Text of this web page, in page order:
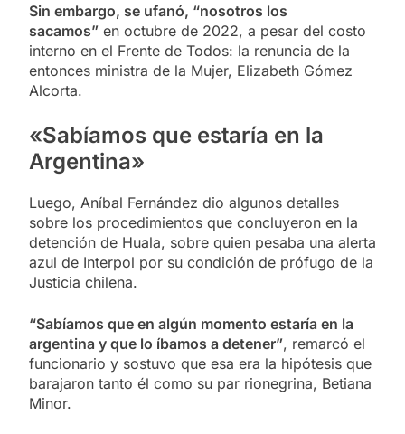
Sin embargo, se ufanó, “nosotros los
sacamos” en octubre de 2022, a pesar del costo
interno en el Frente de Todos: la renuncia de la
entonces ministra de la Mujer, Elizabeth Gómez
Alcorta.
«Sabíamos que estaría en la
Argentina»
Luego, Aníbal Fernández dio algunos detalles
sobre los procedimientos que concluyeron en la
detención de Huala, sobre quien pesaba una alerta
azul de Interpol por su condición de prófugo de la
Justicia chilena.
“Sabíamos que en algún momento estaría en la
argentina y que lo íbamos a detener”, remarcó el
funcionario y sostuvo que esa era la hipótesis que
barajaron tanto él como su par rionegrina, Betiana
Minor.